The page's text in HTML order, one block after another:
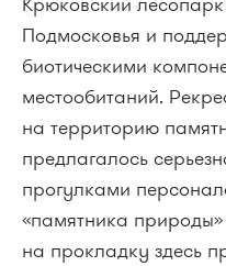
Подмосковья и
биотическими
местообитаний.
на территорию
предлагалось
прогулками
«памятника
на прокладку здесь